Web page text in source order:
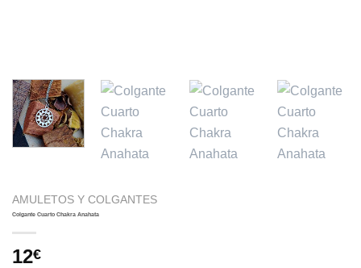
AMULETOS Y COLGANTES
Colgante Cuarto Chakra Anahata
12€